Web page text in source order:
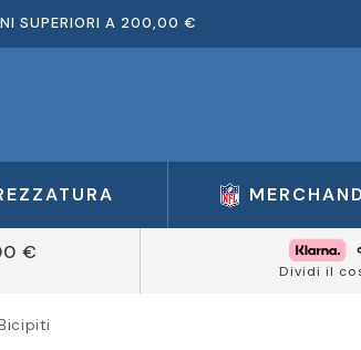
SUPERIORI A 200,00 €
€
Dividi il